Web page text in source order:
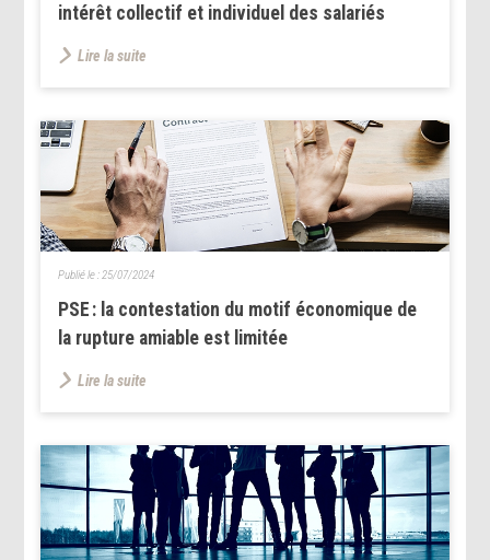
intérêt collectif et individuel des salariés
Lire la suite
PSE : la contestation du motif économique de
la rupture amiable est limitée
Publié le : 25/07/2024
Lire la suite